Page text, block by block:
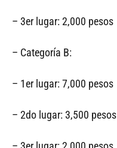
– 3er lugar: 2,000 pesos
– Categoría B:
– 1er lugar: 7,000 pesos
– 2do lugar: 3,500 pesos